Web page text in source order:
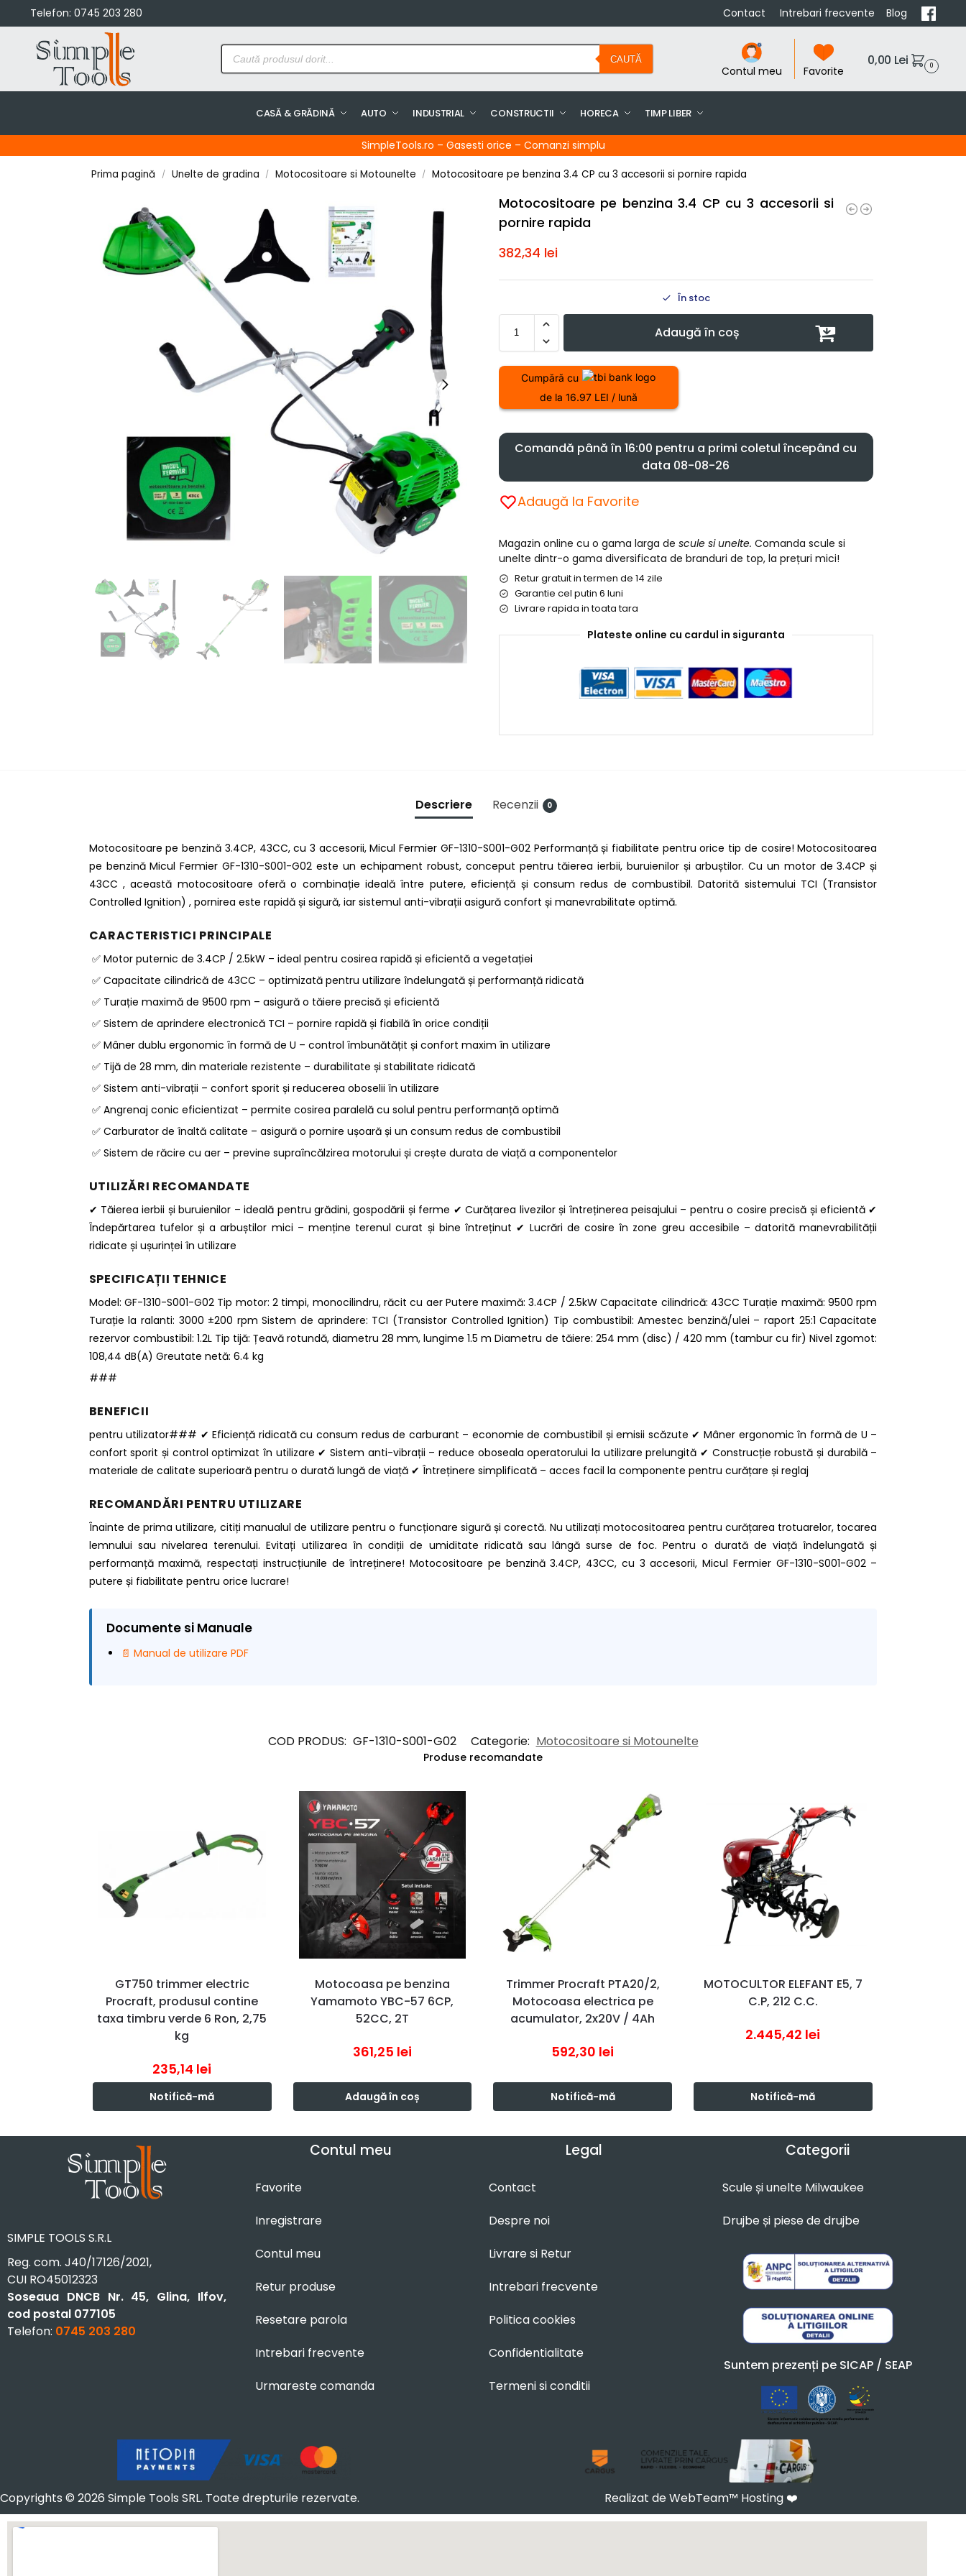
Telefon: 0745 203 280 Contact Intrebari frecvente Blog
CAUTĂ
Contul meu Favorite
0,00 Lei 0
CASĂ & GRĂDINĂ AUTO INDUSTRIAL CONSTRUCTII HORECA TIMP LIBER
SimpleTools.ro – Gasesti orice – Comanzi simplu
Prima pagină / Unelte de gradina / Motocositoare si Motounelte / Motocositoare pe benzina 3.4 CP cu 3 accesorii si pornire rapida
Motocositoare pe benzina 3.4 CP cu 3 accesorii si
pornire rapida
382,34 lei
În stoc
Adaugă în coș
Cumpără cu
de la 16.97 LEI / lună
Comandă până în 16:00 pentru a primi coletul începând cu
data 08-08-26
Adaugă la Favorite
Magazin online cu o gama larga de scule si unelte. Comanda scule si
unelte dintr-o gama diversificata de branduri de top, la prețuri mici!
Retur gratuit in termen de 14 zile
Garantie cel putin 6 luni
Livrare rapida in toata tara
Plateste online cu cardul in siguranta
Descriere Recenzii 0
Motocositoare pe benzină 3.4CP, 43CC, cu 3 accesorii, Micul Fermier GF-1310-S001-G02 Performanță și fiabilitate pentru orice tip de cosire! Motocositoarea
pe benzină Micul Fermier GF-1310-S001-G02 este un echipament robust, conceput pentru tăierea ierbii, buruienilor și arbuștilor. Cu un motor de 3.4CP și
43CC , această motocositoare oferă o combinație ideală între putere, eficiență și consum redus de combustibil. Datorită sistemului TCI (Transistor
Controlled Ignition) , pornirea este rapidă și sigură, iar sistemul anti-vibrații asigură confort și manevrabilitate optimă.
CARACTERISTICI PRINCIPALE
✅ Motor puternic de 3.4CP / 2.5kW – ideal pentru cosirea rapidă și eficientă a vegetației
✅ Capacitate cilindrică de 43CC – optimizată pentru utilizare îndelungată și performanță ridicată
✅ Turație maximă de 9500 rpm – asigură o tăiere precisă și eficientă
✅ Sistem de aprindere electronică TCI – pornire rapidă și fiabilă în orice condiții
✅ Mâner dublu ergonomic în formă de U – control îmbunătățit și confort maxim în utilizare
✅ Tijă de 28 mm, din materiale rezistente – durabilitate și stabilitate ridicată
✅ Sistem anti-vibrații – confort sporit și reducerea oboselii în utilizare
✅ Angrenaj conic eficientizat – permite cosirea paralelă cu solul pentru performanță optimă
✅ Carburator de înaltă calitate – asigură o pornire ușoară și un consum redus de combustibil
✅ Sistem de răcire cu aer – previne supraîncălzirea motorului și crește durata de viață a componentelor
UTILIZĂRI RECOMANDATE
✔ Tăierea ierbii și buruienilor – ideală pentru grădini, gospodării și ferme ✔ Curățarea livezilor și întreținerea peisajului – pentru o cosire precisă și eficientă ✔
Îndepărtarea tufelor și a arbuștilor mici – menține terenul curat și bine întreținut ✔ Lucrări de cosire în zone greu accesibile – datorită manevrabilității
ridicate și ușurinței în utilizare
SPECIFICAȚII TEHNICE
Model: GF-1310-S001-G02 Tip motor: 2 timpi, monocilindru, răcit cu aer Putere maximă: 3.4CP / 2.5kW Capacitate cilindrică: 43CC Turație maximă: 9500 rpm
Turație la ralanti: 3000 ±200 rpm Sistem de aprindere: TCI (Transistor Controlled Ignition) Tip combustibil: Amestec benzină/ulei – raport 25:1 Capacitate
rezervor combustibil: 1.2L Tip tijă: Țeavă rotundă, diametru 28 mm, lungime 1.5 m Diametru de tăiere: 254 mm (disc) / 420 mm (tambur cu fir) Nivel zgomot:
108,44 dB(A) Greutate netă: 6.4 kg
###
BENEFICII
pentru utilizator### ✔ Eficiență ridicată cu consum redus de carburant – economie de combustibil și emisii scăzute ✔ Mâner ergonomic în formă de U –
confort sporit și control optimizat în utilizare ✔ Sistem anti-vibrații – reduce oboseala operatorului la utilizare prelungită ✔ Construcție robustă și durabilă –
materiale de calitate superioară pentru o durată lungă de viață ✔ Întreținere simplificată – acces facil la componente pentru curățare și reglaj
RECOMANDĂRI PENTRU UTILIZARE
Înainte de prima utilizare, citiți manualul de utilizare pentru o funcționare sigură și corectă. Nu utilizați motocositoarea pentru curățarea trotuarelor, tocarea
lemnului sau nivelarea terenului. Evitați utilizarea în condiții de umiditate ridicată sau lângă surse de foc. Pentru o durată de viață îndelungată și
performanță maximă, respectați instrucțiunile de întreținere! Motocositoare pe benzină 3.4CP, 43CC, cu 3 accesorii, Micul Fermier GF-1310-S001-G02 –
putere și fiabilitate pentru orice lucrare!
Documente si Manuale
📄 Manual de utilizare PDF
COD PRODUS: GF-1310-S001-G02 Categorie: Motocositoare si Motounelte
Produse recomandate
GT750 trimmer electric
Procraft, produsul contine
taxa timbru verde 6 Ron, 2,75
kg
235,14 lei
Notifică-mă
Motocoasa pe benzina
Yamamoto YBC-57 6CP,
52CC, 2T
361,25 lei
Adaugă în coș
Trimmer Procraft PTA20/2,
Motocoasa electrica pe
acumulator, 2x20V / 4Ah
592,30 lei
Notifică-mă
MOTOCULTOR ELEFANT E5, 7
C.P, 212 C.C.
2.445,42 lei
Notifică-mă
SIMPLE TOOLS S.R.L
Reg. com. J40/17126/2021,
CUI RO45012323
Soseaua DNCB Nr. 45, Glina, Ilfov,
cod postal 077105
Telefon: 0745 203 280
Contul meu
Favorite
Inregistrare
Contul meu
Retur produse
Resetare parola
Intrebari frecvente
Urmareste comanda
Legal
Contact
Despre noi
Livrare si Retur
Intrebari frecvente
Politica cookies
Confidentialitate
Termeni si conditii
Categorii
Scule și unelte Milwaukee
Drujbe și piese de drujbe
Suntem prezenți pe SICAP / SEAP
Copyrights © 2026 Simple Tools SRL. Toate drepturile rezervate. Realizat de WebTeam™ Hosting ❤️